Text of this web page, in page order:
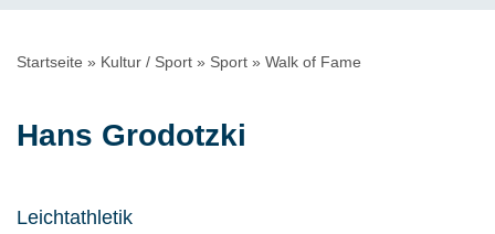
Pfadnavigation
Startseite Kultur / Sport Sport Walk of Fame
Hans Grodotzki
Leichtathletik